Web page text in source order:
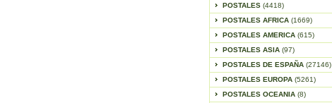
POSTALES (4418)
POSTALES AFRICA (1669)
POSTALES AMERICA (615)
POSTALES ASIA (97)
POSTALES DE ESPAÑA (27146)
POSTALES EUROPA (5261)
POSTALES OCEANIA (8)